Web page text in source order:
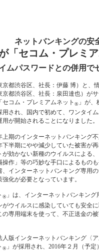
ネットバンキングの安
「セコム・プレミ
ムパスワードとの併用で
都渋谷区、社長：伊藤 博）と、
都渋谷区、社長：泉田達也）が
コム・プレミアムネット ®」が、
され、国内で初めて、ワンタイ
が開始されることになりました。
上期のインターネットバンキング
下半期にやや減少していた被害が
効かない新種のウイルスによる
操作」等の巧妙な手口によるもの
インターネットバンキング専用
化が必要となっています。
®」は、インターネットバンキング
ウイルスに感染していても安全
専用端末を使って、不正送金の
人版インターネットバンキング〈
®」が採用され、2016年２月（予